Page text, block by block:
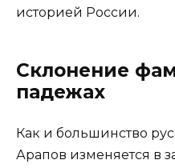
историей России.
Склонение
падежах
Как и большинство
Арапов изменяется в